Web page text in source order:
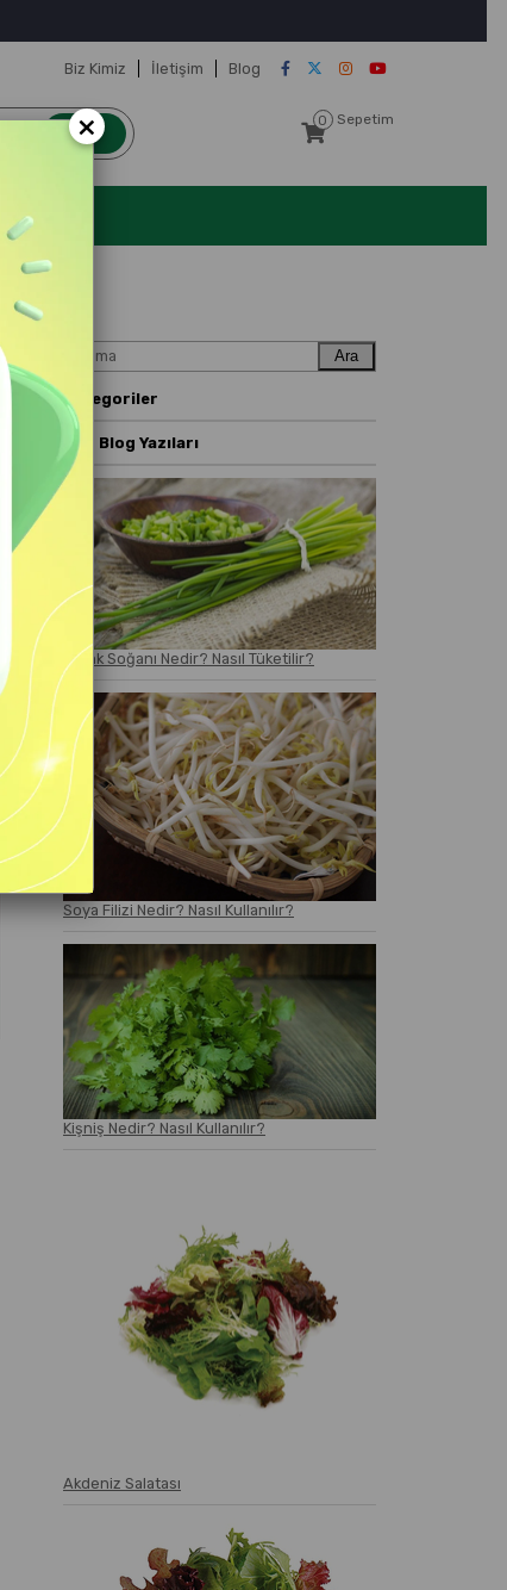
Sepetim
0
Biz Kimiz İletişim Blog
Ara
Kategoriler
Son Blog Yazıları
Frenk Soğanı Nedir? Nasıl Tüketilir?
Soya Filizi Nedir? Nasıl Kullanılır?
Kişniş Nedir? Nasıl Kullanılır?
Akdeniz Salatası
×